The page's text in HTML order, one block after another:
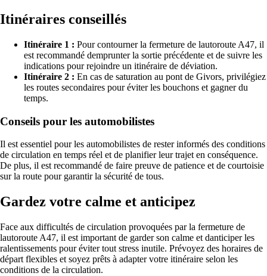
Itinéraires conseillés
Itinéraire 1 : Pour contourner la fermeture de lautoroute A47, il
est recommandé demprunter la sortie précédente et de suivre les
indications pour rejoindre un itinéraire de déviation.
Itinéraire 2 : En cas de saturation au pont de Givors, privilégiez
les routes secondaires pour éviter les bouchons et gagner du
temps.
Conseils pour les automobilistes
Il est essentiel pour les automobilistes de rester informés des conditions
de circulation en temps réel et de planifier leur trajet en conséquence.
De plus, il est recommandé de faire preuve de patience et de courtoisie
sur la route pour garantir la sécurité de tous.
Gardez votre calme et anticipez
Face aux difficultés de circulation provoquées par la fermeture de
lautoroute A47, il est important de garder son calme et danticiper les
ralentissements pour éviter tout stress inutile. Prévoyez des horaires de
départ flexibles et soyez prêts à adapter votre itinéraire selon les
conditions de la circulation.